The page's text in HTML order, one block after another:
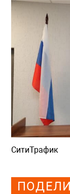
СитиТрафик